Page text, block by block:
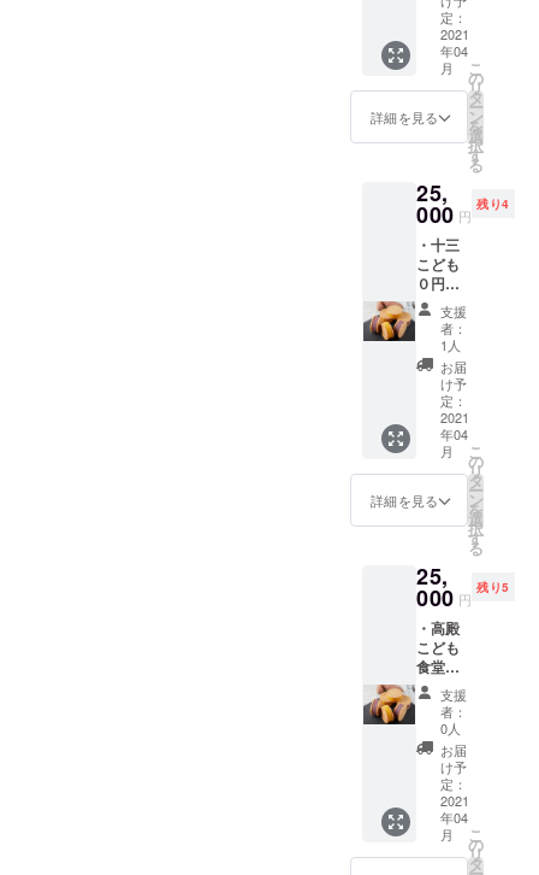
ど）を
ご記入
くださ
い。記
名不要
の場合
ださ
い。 ※
上記権
利の対
象とな
る活動
回の活
動報告
に差出
人名を
掲載さ
せてい
ただき
ます。
パント
リーを
開催す
る団体
様に10
個のお
ンドが
プレゼ
れま
す。 ※
備考欄
に差出
人名
（個人
名・会
社名な
ど）を
ご記入
くださ
い。記
名不要
の場合
ださ
い。 ※
上記権
利の対
象とな
る活動
回の活
動報告
に差出
人名を
掲載さ
せてい
ただき
ます。
ンドを
お届け
する権
利（40
個） ・
活動報
告 ・お
セージ
こちら
のご支
援をい
ただく
こと
で、上
記とは
別に子
ども食
堂・
フード
パント
リーを
開催す
る団体
様に10
キーサ
ンドを
しま
す。 ※
備考欄
に差出
人名
（個人
名・会
社名な
ど）を
ご記入
くださ
い。記
名不要
定：
2021
年04
月
詳細を見る
こ
の
リ
タ
ー
ン
を
選
択
す
る
25,
000 円
残り4
・十三
こども
０円食
堂様に
お芋の
クッ
キーサ
ンドを
お届け
する権
利（40
個） ・
活動報
告 ・お
礼の
こちら
のご支
援をい
ただく
こと
で、上
記とは
別に子
ども食
堂・
フード
パント
リーを
開催す
る団体
様に10
支援
者：
1人
お届
け予
定：
2021
年04
月
詳細を見る
こ
の
リ
タ
ー
ン
を
選
択
す
る
25,
000 円
残り5
・高殿
こども
食堂あ
のね様
にお芋
のクッ
キーサ
ンドを
お届け
する権
利（40
個） ・
活動報
支援
者：
0人
お届
け予
定：
2021
年04
月
こ
の
リ
タ